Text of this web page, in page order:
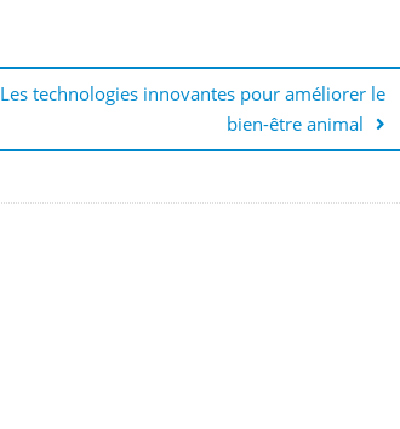
Les technologies innovantes pour améliorer le
bien-être animal